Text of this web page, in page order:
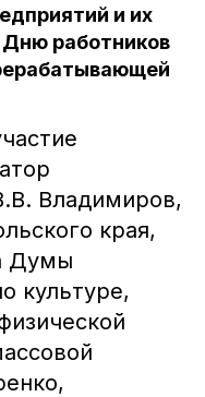
и их
работников
Владимиров,
края,
Думы
культуре,